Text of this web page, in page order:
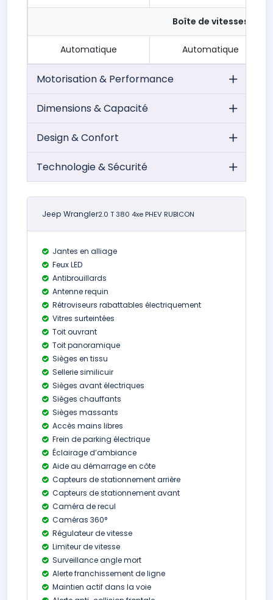
Boîte de vitesses
Automatique Automatique
Motorisation & Performance
Dimensions & Capacité
Design & Confort
Technologie & Sécurité
Jeep Wrangler2.0 T 380 4xe PHEV RUBICON
Jantes en alliage
Feux LED
Antibrouillards
Antenne requin
Rétroviseurs rabattables électriquement
Vitres surteintées
Toit ouvrant
Toit panoramique
Sièges en tissu
Sellerie similicuir
Sièges avant électriques
Sièges chauffants
Sièges massants
Accès mains libres
Frein de parking électrique
Éclairage d’ambiance
Aide au démarrage en côte
Capteurs de stationnement arrière
Capteurs de stationnement avant
Caméra de recul
Caméras 360°
Régulateur de vitesse
Limiteur de vitesse
Surveillance angle mort
Alerte franchissement de ligne
Maintien actif dans la voie